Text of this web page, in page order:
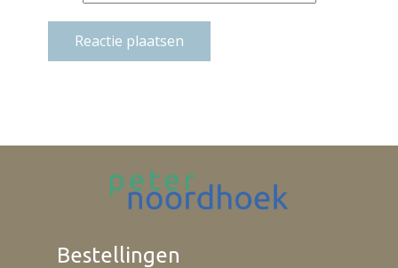
Reactie plaatsen
Bestellingen